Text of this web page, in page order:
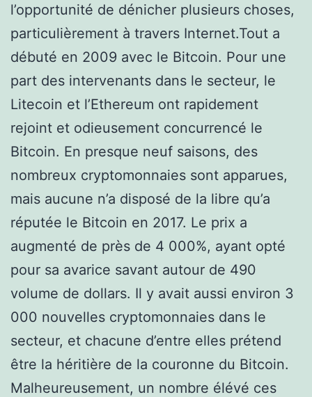
l’opportunité de dénicher plusieurs choses,
particulièrement à travers Internet.Tout a
débuté en 2009 avec le Bitcoin. Pour une
part des intervenants dans le secteur, le
Litecoin et l’Ethereum ont rapidement
rejoint et odieusement concurrencé le
Bitcoin. En presque neuf saisons, des
nombreux cryptomonnaies sont apparues,
mais aucune n’a disposé de la libre qu’a
réputée le Bitcoin en 2017. Le prix a
augmenté de près de 4 000%, ayant opté
pour sa avarice savant autour de 490
volume de dollars. Il y avait aussi environ 3
000 nouvelles cryptomonnaies dans le
secteur, et chacune d’entre elles prétend
être la héritière de la couronne du Bitcoin.
Malheureusement, un nombre élévé ces